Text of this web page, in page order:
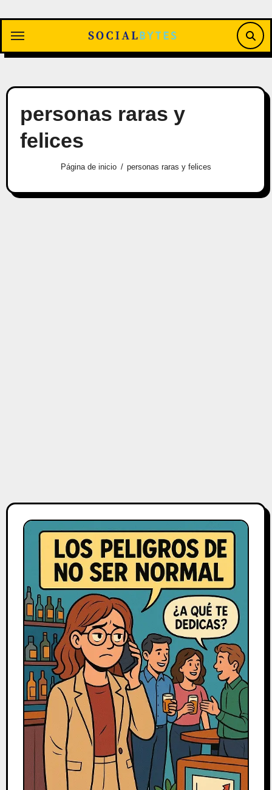
contenido
personas raras y
felices
Página de inicio personas raras y felices